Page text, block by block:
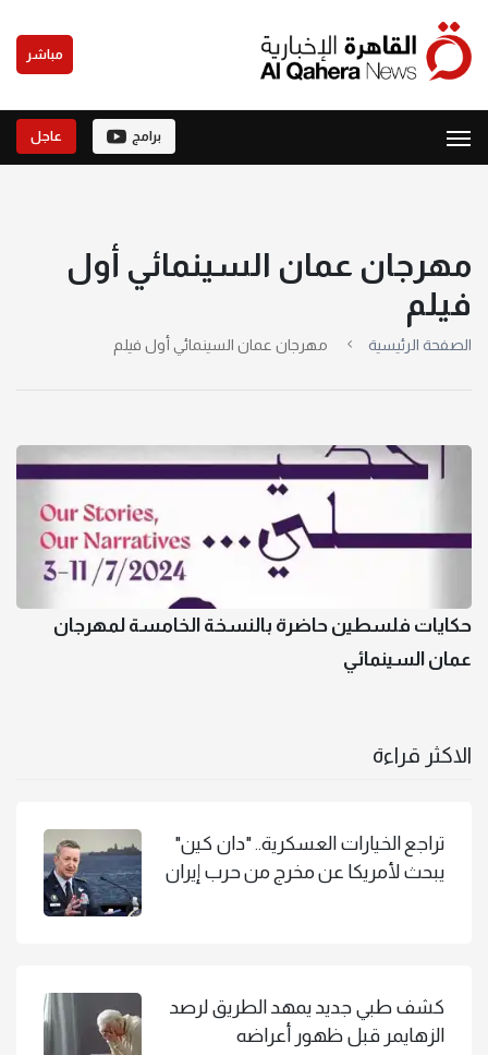
مباشر
برامج عاجل
مهرجان عمان السينمائي أول
فيلم
الصفحة الرئيسية مهرجان عمان السينمائي أول فيلم
حكايات فلسطين حاضرة بالنسخة الخامسة لمهرجان
عمان السينمائي
الاكثر قراءة
تراجع الخيارات العسكرية.. "دان كين"
يبحث لأمريكا عن مخرج من حرب إيران
كشف طبي جديد يمهد الطريق لرصد
الزهايمر قبل ظهور أعراضه